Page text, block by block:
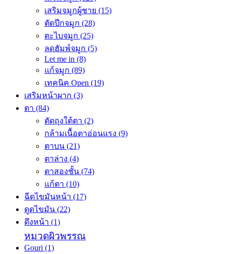
เสริมจมูกผู้ชาย (15)
ตัดปีกจมูก (28)
ตะไบจมูก (25)
ลดฮัมพ์จมูก (5)
Let me in (8)
แก้จมูก (89)
เทคนิค Open (19)
เสริมหน้าผาก (3)
ตา (84)
ตัดถุงใต้ตา (2)
กล้ามเนื้อตาอ่อนแรง (9)
ตาบน (21)
ตาล่าง (4)
ตาสองชั้น (74)
แก้ตา (10)
ฉีดไขมันหน้า (17)
ดูดไขมัน (22)
ดึงหน้า (1)
หมวดผิวพรรณ
Gouri (1)